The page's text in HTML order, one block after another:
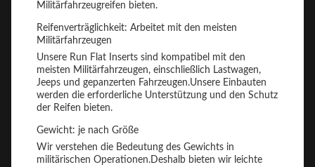
Militärfahrzeugreifen bieten.
Reifenverträglichkeit: Arbeitet mit den meisten
Militärfahrzeugen
Unsere Run Flat Inserts sind kompatibel mit den
meisten Militärfahrzeugen, einschließlich Lastwagen,
Jeeps und gepanzerten Fahrzeugen.Unsere Einbauten
werden die erforderliche Unterstützung und den Schutz
der Reifen bieten.
Gewicht: je nach Größe
Wir verstehen die Bedeutung des Gewichts in
militärischen Operationen.Deshalb bieten wir leichte